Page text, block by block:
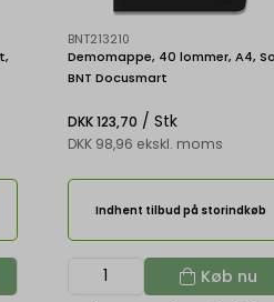
BNT213210
Demomappe, 40 lommer, A4,
BNT Docusmart
DKK 123,70 / Stk
DKK 98,96 ekskl. moms
Indhent tilbud på storindkøb
Køb nu